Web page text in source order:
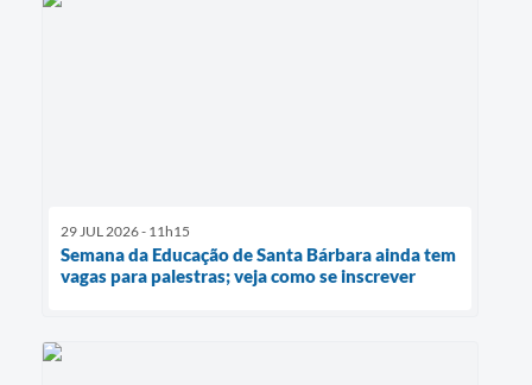
29 JUL 2026 - 11h15
Semana da Educação de Santa Bárbara ainda tem
vagas para palestras; veja como se inscrever